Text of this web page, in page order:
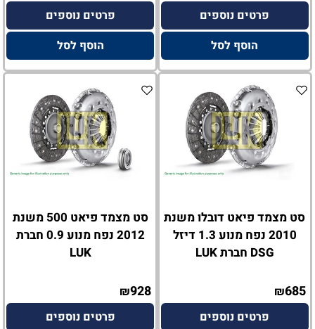
פרטים נוספים
הוסף לסל
פרטים נוספים
הוסף לסל
סט מצמד פיאט דובלו משנת
2010 נפח מנוע 1.3 דיזל
DSG חברת LUK
₪685
פרטים נוספים
סט מצמד פיאט 500 משנת
2012 נפח מנוע 0.9 חברת
LUK
₪928
פרטים נוספים